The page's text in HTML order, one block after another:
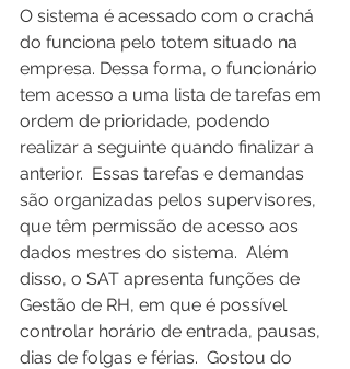
O sistema é acessado com o crachá
do funciona pelo totem situado na
empresa. Dessa forma, o funcionário
tem acesso a uma lista de tarefas em
ordem de prioridade, podendo
realizar a seguinte quando finalizar a
anterior.  Essas tarefas e demandas
são organizadas pelos supervisores,
que têm permissão de acesso aos
dados mestres do sistema.  Além
disso, o SAT apresenta funções de
Gestão de RH, em que é possível
controlar horário de entrada, pausas,
dias de folgas e férias.  Gostou do